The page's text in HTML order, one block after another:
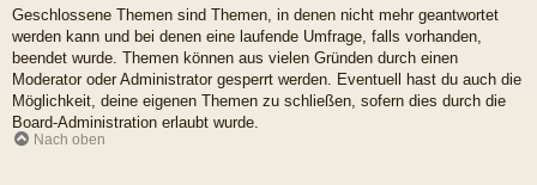
Geschlossene Themen sind Themen, in denen nicht mehr geantwortet
werden kann und bei denen eine laufende Umfrage, falls vorhanden,
beendet wurde. Themen können aus vielen Gründen durch einen
Moderator oder Administrator gesperrt werden. Eventuell hast du auch die
Möglichkeit, deine eigenen Themen zu schließen, sofern dies durch die
Board-Administration erlaubt wurde.
Nach oben